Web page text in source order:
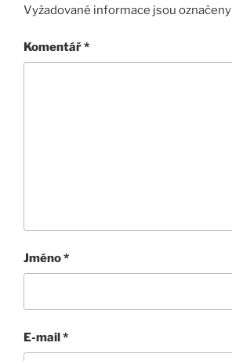
Vyžadované informace jsou označeny
Komentář*
Jméno*
E-mail*